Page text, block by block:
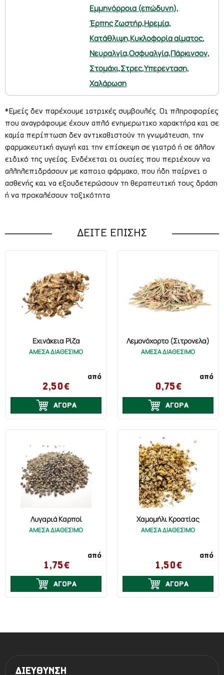
Εμμηνόρροια (επώδυνη),
Έρπης ζωστήρ,Ηρεμία,
Κατάθλιψη,Κυκλοφορία αίματος,
Νευραλγία,Οσφυαλγία,Πάρκινσον,
Στομάχι,Στρες,Υπερένταση,
Χαλάρωση
*Εμείς δεν παρέχουμε ιατρικές συμβουλές. Οι πληροφορίες
που αναγράφουμε έχουν απλό ενημερωτικο χαρακτήρα και σε
καμία περίπτωση δεν αντικαθιστούν τη γνωμάτευση, την
φαρμακευτική αγωγή και την επίσκεψη σε γιατρό ή σε άλλον
ειδικό της υγείας. Ενδέχεται οι ουσίες που περιέχουν να
αλληλεπιδράσουν με καποιο φάρμακο, που ήδη παίρνει ο
ασθενής και να εξουδετερώσουν τη θεραπευτική τους δράση
ή να προκαλέσουν τοξικότητα
ΔΕΙΤΕ ΕΠΙΣΗΣ
Εχινάκεια Ρίζα
ΑΜΕΣΑ ΔΙΑΘΕΣΙΜΟ
από
2,50€
ΑΓΟΡΑ
Λεμονόχορτο (Σιτρονέλα)
ΑΜΕΣΑ ΔΙΑΘΕΣΙΜΟ
από
0,75€
ΑΓΟΡΑ
Λυγαριά Καρποί
ΑΜΕΣΑ ΔΙΑΘΕΣΙΜΟ
από
1,75€
ΑΓΟΡΑ
Χαμομήλι Κροατίας
ΑΜΕΣΑ ΔΙΑΘΕΣΙΜΟ
από
1,50€
ΑΓΟΡΑ
ΔΙΕΥΘΥΝΣΗ